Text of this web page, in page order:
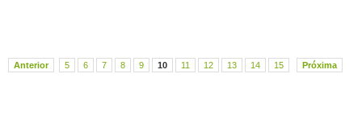
Anterior 5 6 7 8 9 10 11 12 13 14 15 Próxima